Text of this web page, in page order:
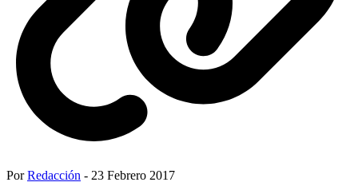
PorRedacción - 23 Febrero 2017